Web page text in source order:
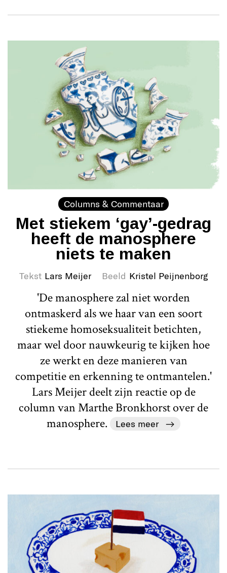
Columns & Commentaar
Met stiekem ‘gay’-gedrag
heeft de manosphere
niets te maken
Tekst Lars Meijer Beeld Kristel Peijnenborg
'De manosphere zal niet worden
ontmaskerd als we haar van een soort
stiekeme homoseksualiteit betichten,
maar wel door nauwkeurig te kijken hoe
ze werkt en deze manieren van
competitie en erkenning te ontmantelen.'
Lars Meijer deelt zijn reactie op de
column van Marthe Bronkhorst over de
manosphere.
Lees meer